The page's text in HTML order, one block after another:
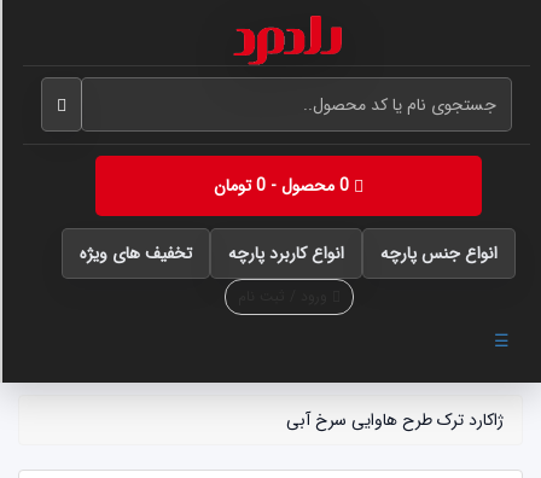
0 محصول - 0 تومان
انواع جنس پارچه انواع کاربرد پارچه تخفیف های ویژه
☰
ژاکارد ترک طرح هاوایی سرخ آبی